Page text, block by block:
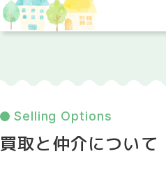
Selling Options
買取と仲介について